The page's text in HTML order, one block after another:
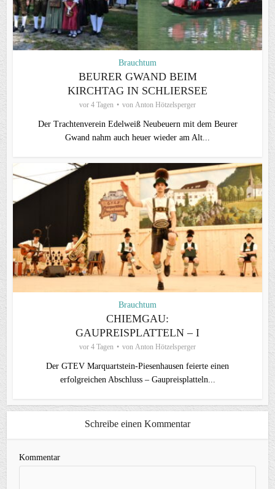
Brauchtum
BEURER GWAND BEIM
KIRCHTAG IN SCHLIERSEE
vor 4 Tagen von Anton Hötzelsperger
Der Trachtenverein Edelweiß Neubeuern mit dem Beurer
Gwand nahm auch heuer wieder am Alt...
Brauchtum
CHIEMGAU:
GAUPREISPLATTELN – I
vor 4 Tagen von Anton Hötzelsperger
Der GTEV Marquartstein-Piesenhausen feierte einen
erfolgreichen Abschluss – Gaupreisplatteln...
Schreibe einen Kommentar
Kommentar